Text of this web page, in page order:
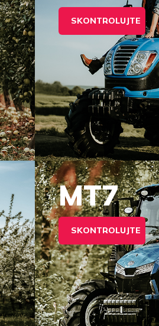
SKONTROLUJTE
MT7
SKONTROLUJTE